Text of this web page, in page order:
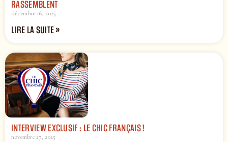
RASSEMBLENT
décembre 16, 2025
LIRE LA SUITE »
INTERVIEW EXCLUSIF : LE CHIC FRANÇAIS !
novembre 27, 2025